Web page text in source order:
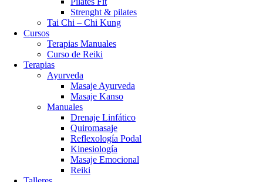
Strenght & pilates
Tai Chi – Chi Kung
Cursos
Terapias Manuales
Curso de Reiki
Terapias
Ayurveda
Masaje Ayurveda
Masaje Kanso
Manuales
Drenaje Linfático
Quiromasaje
Reflexología Podal
Kinesiología
Masaje Emocional
Reiki